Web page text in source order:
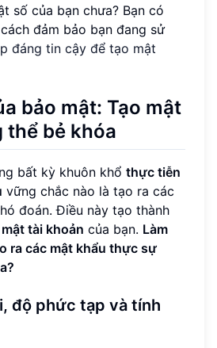
số của bạn chưa? Bạn có
đảm bảo bạn đang sử
đáng tin cậy để tạo mật
bảo mật: Tạo mật
thể bẻ khóa
bất kỳ khuôn khổ thực tiễn
vững chắc nào là tạo ra các
đoán. Điều này tạo thành
tài khoản của bạn. Làm
ra các mật khẩu thực sự
độ phức tạp và tính